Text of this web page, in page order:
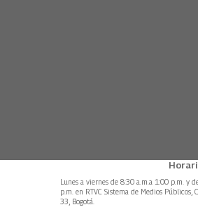
Lunes a viernes de 8:30 a.m.a 1:00 p.m. y
p.m. en RTVC Sistema de Medios Públicos,
33, Bogotá.